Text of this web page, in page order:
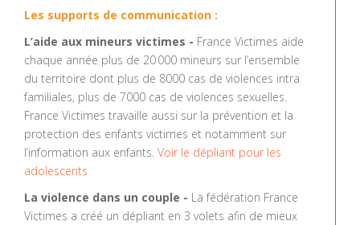
Les supports de communication :
L’aide aux mineurs victimes - France Victimes aide
chaque année plus de 20 000 mineurs sur l’ensemble
du territoire dont plus de 8000 cas de violences intra
familiales, plus de 7000 cas de violences sexuelles.
France Victimes travaille aussi sur la prévention et la
protection des enfants victimes et notamment sur
l’information aux enfants. Voir le dépliant pour les
adolescents
La violence dans un couple - La fédération France
Victimes a créé un dépliant en 3 volets afin de mieux